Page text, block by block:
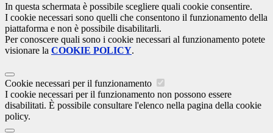
In questa schermata è possibile scegliere quali cookie consentire.
I cookie necessari sono quelli che consentono il funzionamento della
piattaforma e non è possibile disabilitarli.
Per conoscere quali sono i cookie necessari al funzionamento potete
visionare la COOKIE POLICY.
Cookie necessari per il funzionamento
I cookie necessari per il funzionamento non possono essere
disabilitati. È possibile consultare l'elenco nella pagina della cookie
policy.